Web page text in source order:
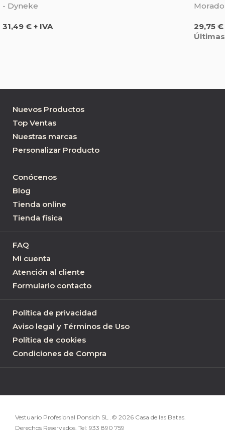
- Dyneke
Precio
31,49 € + IVA Precio
29,75 €
Nuevos Productos
Top Ventas
Nuestras marcas
Personalizar Producto
Conócenos
Blog
Tienda online
Tienda física
FAQ
Mi cuenta
Atención al cliente
Formulario contacto
Política de privacidad
Aviso legal y Términos de Uso
Política de cookies
Condiciones de Compra
Vestuario Profesional Ponsich SL .© 2026 Casa de las Batas.
Derechos Reservados. Tel: 933 890 759